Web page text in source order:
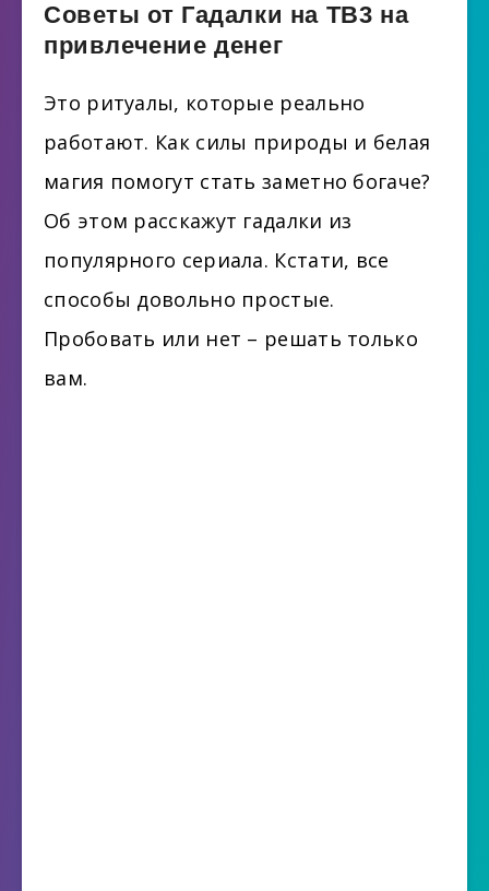
Советы от Гадалки на ТВ3 на
привлечение денег
Это ритуалы, которые реально
работают. Как силы природы и белая
магия помогут стать заметно богаче?
Об этом расскажут гадалки из
популярного сериала. Кстати, все
способы довольно простые.
Пробовать или нет – решать только
вам.